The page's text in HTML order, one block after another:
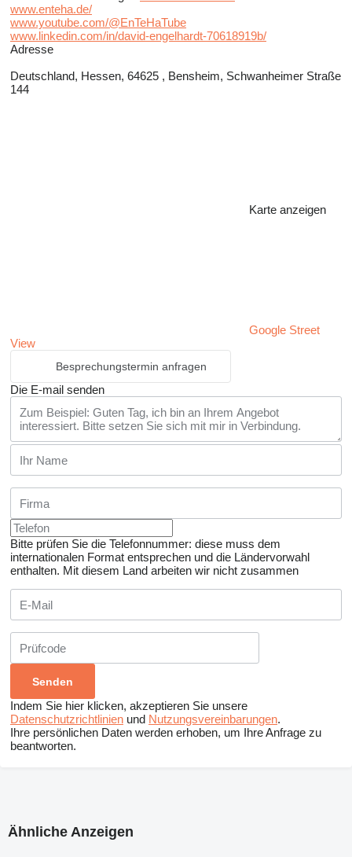
www.enteha.de/
www.youtube.com/@EnTeHaTube
www.linkedin.com/in/david-engelhardt-70618919b/
Adresse
Deutschland, Hessen, 64625 , Bensheim, Schwanheimer Straße
144
Karte anzeigen
Google Street
View
Besprechungstermin anfragen
Die E-mail senden
Bitte prüfen Sie die Telefonnummer: diese muss dem
internationalen Format entsprechen und die Ländervorwahl
enthalten. Mit diesem Land arbeiten wir nicht zusammen
Indem Sie hier klicken, akzeptieren Sie unsere
Datenschutzrichtlinien und Nutzungsvereinbarungen.
Ihre persönlichen Daten werden erhoben, um Ihre Anfrage zu
beantworten.
Ähnliche Anzeigen